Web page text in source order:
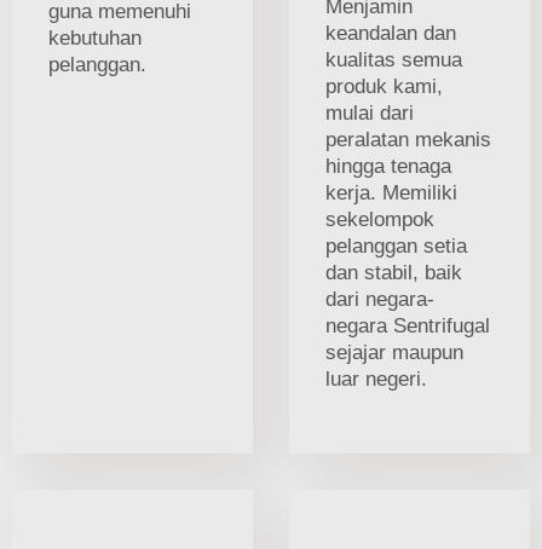
guna memenuhi
kebutuhan
pelanggan.
Menjamin
keandalan dan
kualitas semua
produk kami,
mulai dari
peralatan mekanis
hingga tenaga
kerja. Memiliki
sekelompok
pelanggan setia
dan stabil, baik
dari negara-
negara Sentrifugal
sejajar maupun
luar negeri.